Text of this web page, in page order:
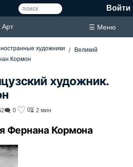
Войти
Арт ☰ Меню
художники
Великий
Кормон
художник.
🗨 0 ♡ 0⏳ 2 мин
Фернана Кормона